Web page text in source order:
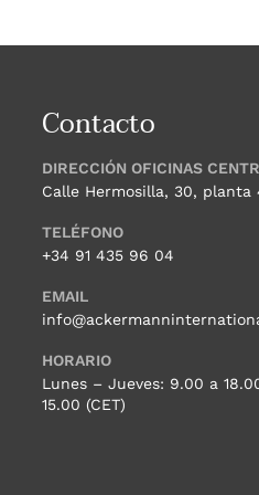
Contacto
DIRECCIÓN OFICINAS
Calle Hermosilla, 30, planta
TELÉFONO
+34 91 435 96 04
EMAIL
HORARIO
Lunes – Jueves: 9.00 a
15.00 (CET)